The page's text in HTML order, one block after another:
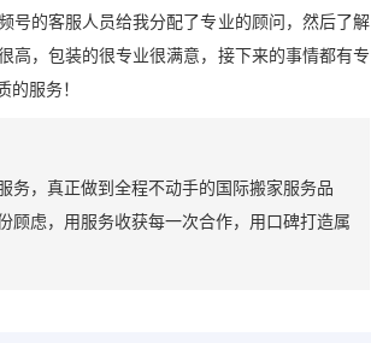
号的客服人员给我分配了专业的顾问，然后了解
高，包装的很专业很满意，接下来的事情都有专
服务！
务，真正做到全程不动手的国际搬家服务品
顾虑，用服务收获每一次合作，用口碑打造属